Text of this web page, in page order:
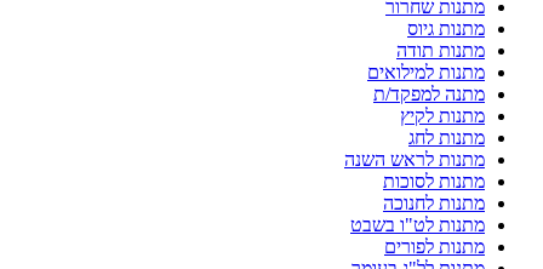
מתנות שחרור
מתנות גיוס
מתנות תודה
מתנות למילואים
מתנה למפקד/ת
מתנות לקיץ
מתנות לחג
מתנות לראש השנה
מתנות לסוכות
מתנות לחנוכה
מתנות לט"ו בשבט
מתנות לפורים